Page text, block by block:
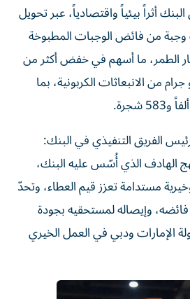
أثراً بيئياً واقتصادياً، عبر تحويل
و620 ألف وجبة من فائض الوجبات المطبوخة
الطمر، ما أسهم في خفض أكثر من
ألف كيلو جرام من الانبعاثات الكربونية، بما
الفريق التنفيذي في البنك:
الهادف الذي أُسّس عليه البنك،
مستدامة تعزز قيم العطاء، وتحدّ
وإيصاله لمستحقيه بجودة
الإمارات ودبي في العمل الخيري